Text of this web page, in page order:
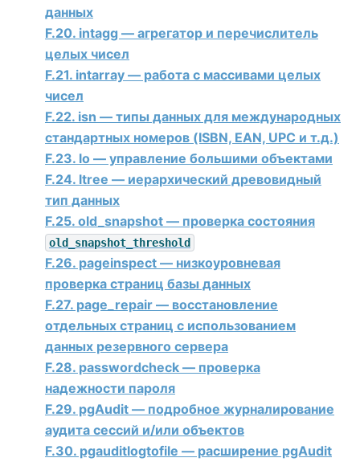
данных
F.20. intagg — агрегатор и перечислитель
целых чисел
F.21. intarray — работа с массивами целых
чисел
F.22. isn — типы данных для международных
стандартных номеров (ISBN, EAN, UPC и т.д.)
F.23. lo — управление большими объектами
F.24. ltree — иерархический древовидный
тип данных
F.25. old_snapshot — проверка состояния
old_snapshot_threshold
F.26. pageinspect — низкоуровневая
проверка страниц базы данных
F.27. page_repair — восстановление
отдельных страниц с использованием
данных резервного сервера
F.28. passwordcheck — проверка
надежности пароля
F.29. pgAudit — подробное журналирование
аудита сессий и/или объектов
F.30. pgauditlogtofile — расширение pgAudit